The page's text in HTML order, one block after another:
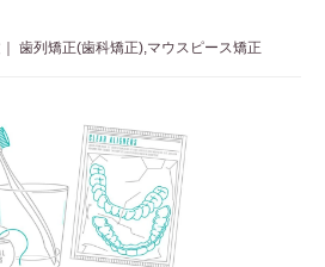
｜ 歯列矯正(歯科矯正),マウスピース矯正